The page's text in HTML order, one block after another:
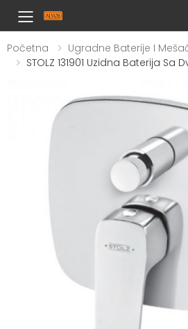
Toggle mobile
Početna
Ugradne Baterije I
STOLZ 131901 Uzidna Baterija Sa